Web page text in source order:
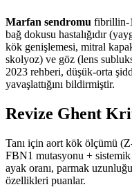
Marfan sendromu fibrillin-
bağ dokusu hastalığıdır
kök genişlemesi, mitral
skolyoz) ve göz (lens
2023 rehberi, düşük-orta
yavaşlattığını bildirmiştir.
Revize Ghent
Tanı için aort kök ölçümü
FBN1 mutasyonu +
ayak oranı, parmak
özellikleri puanlar.